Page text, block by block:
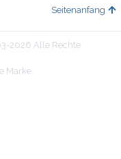
Seitenanfang
2026 Alle Rechte
Marke.